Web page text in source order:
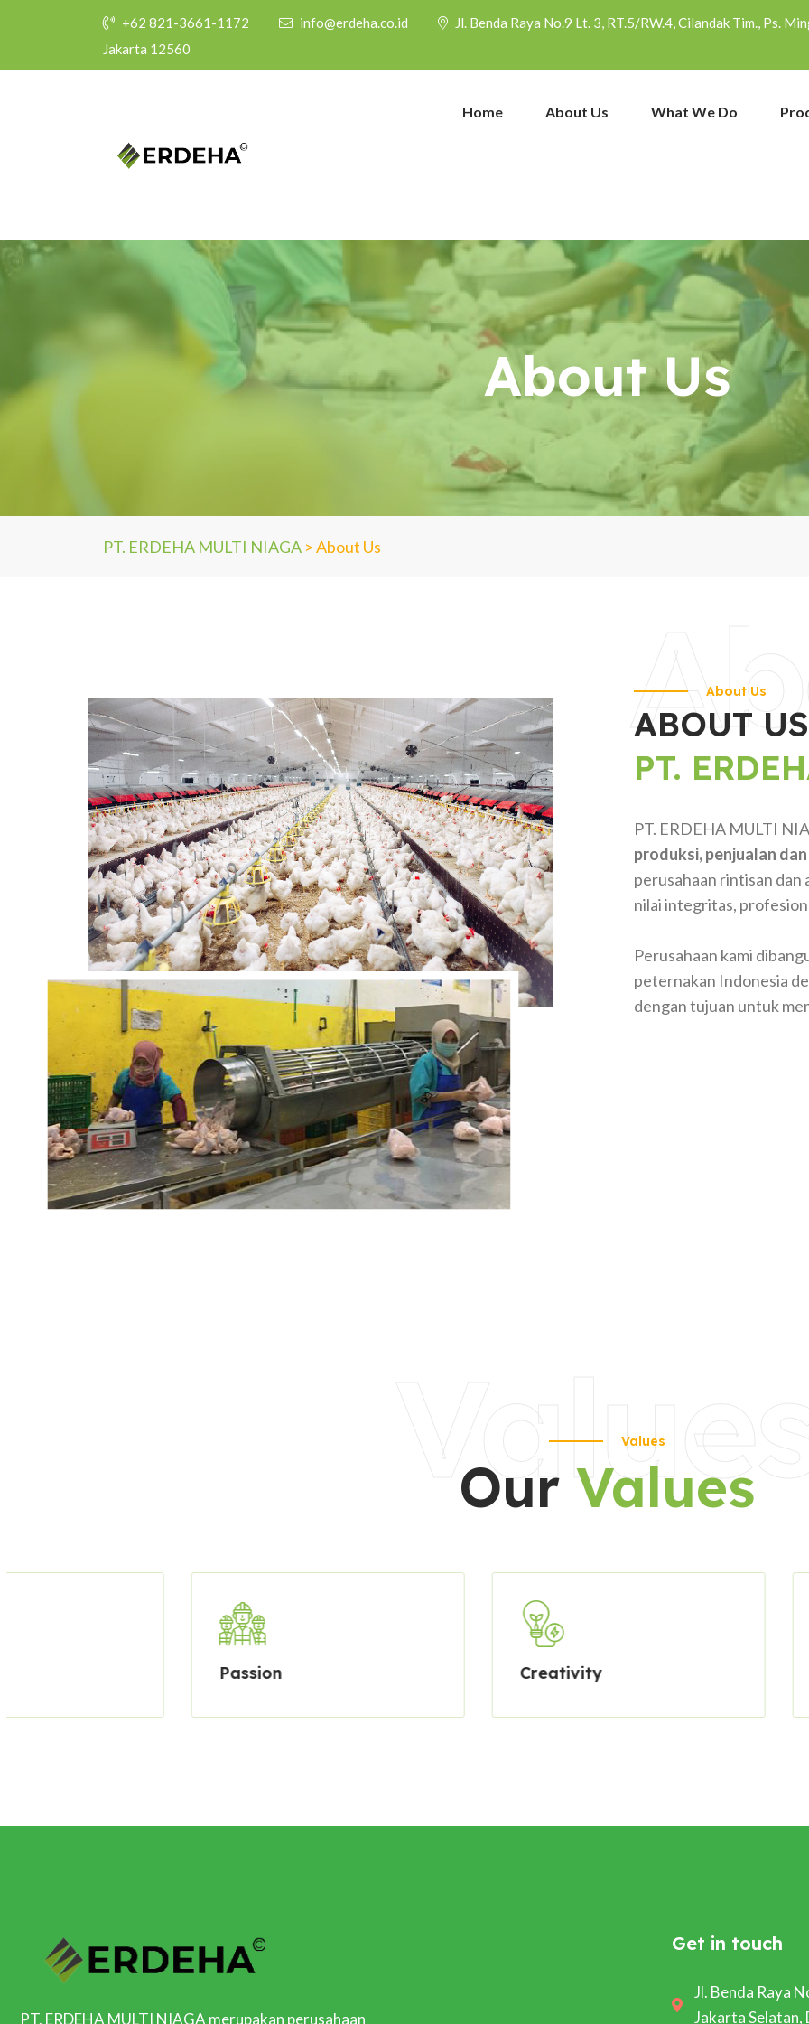
+62 821-3661-1172 info@erdeha.co.id
Jl. Benda Raya No.9 Lt. 3, RT.5/RW.4, Cilandak Tim., Ps.
Jakarta 12560
Home About Us What We Do
About Us
PT. ERDEHA MULTI NIAGA >About Us
About Us
ABOUT US
PT.
PT. ERDEHA MULTI
produksi, penjualan
perusahaan rintisan
nilai integritas,
Perusahaan kami
peternakan Indonesia
dengan tujuan untuk
Values
Our Values
PT. ERDEHA MULTI NIAGA merupakan perusahaan
Get in touch
Jl. Benda Raya
Jakarta Selatan,